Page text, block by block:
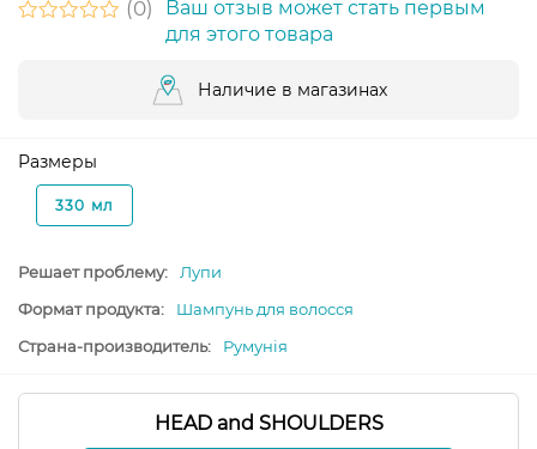
0
Ваш отзыв может стать первым
для этого товара
Наличие в магазинах
Размеры
330 мл
Решает проблему:
Лупи
Формат продукта:
Шампунь для волосся
Страна-производитель:
Румунія
HEAD and SHOULDERS